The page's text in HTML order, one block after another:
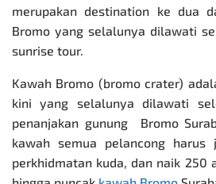
merupakan destination ke dua
Bromo yang selalunya dilawati
sunrise tour.
Kawah Bromo (bromo crater)
kini yang selalunya dilawati
penanjakan gunung Bromo
kawah semua pelancong
perkhidmatan kuda, dan naik 250